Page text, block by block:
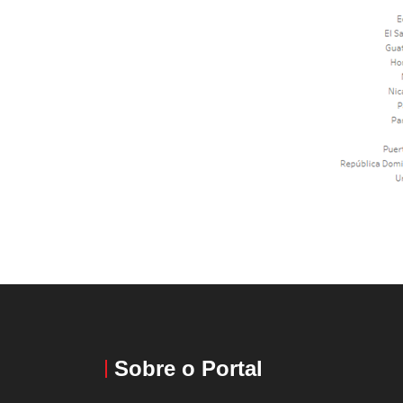
Sobre o Portal